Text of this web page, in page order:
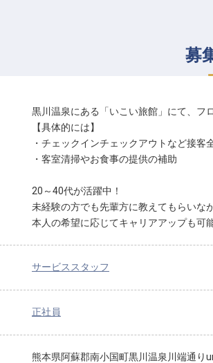
募
黒川温泉にある「いこい旅館」にて、フ
【具体的には】
・チェックインチェックアウトなど接客
・客室清掃やお食事の提供の補助
20～40代が活躍中！
未経験の方でも先輩方に教えてもらいな
本人の希望に応じてキャリアアップも可
サービススタッフ
正社員
熊本県阿蘇郡南小国町黒川温泉川端通り